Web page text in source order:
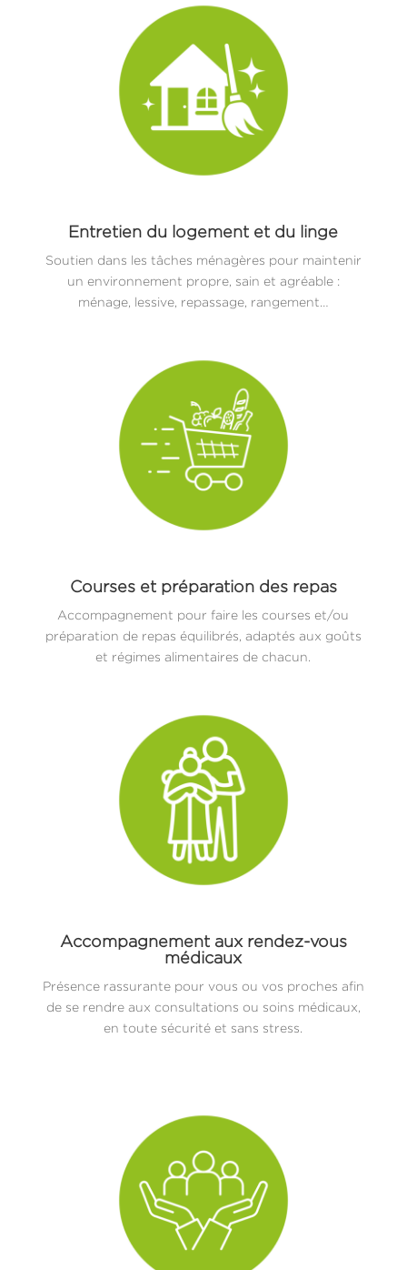
Entretien du logement et du linge
Soutien dans les tâches ménagères pour maintenir
un environnement propre, sain et agréable :
ménage, lessive, repassage, rangement…
Courses et préparation des repas
Accompagnement pour faire les courses et/ou
préparation de repas équilibrés, adaptés aux goûts
et régimes alimentaires de chacun.
Accompagnement aux rendez-vous
médicaux
Présence rassurante pour vous ou vos proches afin
de se rendre aux consultations ou soins médicaux,
en toute sécurité et sans stress.